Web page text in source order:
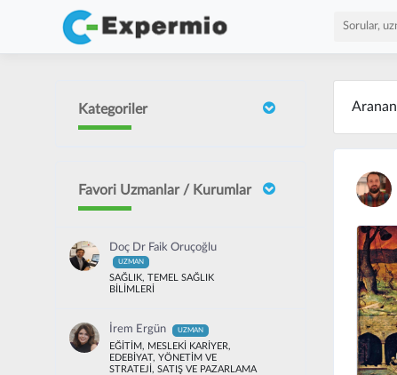
Kategoriler
Favori Uzmanlar / Kurumlar
Doç Dr Faik Oruçoğlu
UZMAN
SAĞLIK, TEMEL SAĞLIK
BİLİMLERİ
İrem Ergün UZMAN
EĞİTİM, MESLEKİ KARİYER,
EDEBİYAT, YÖNETİM VE
STRATEJİ, SATIŞ VE PAZARLAMA
Aranan